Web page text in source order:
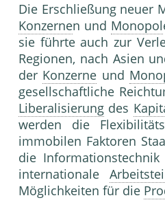
Die Erschließung neuer
Konzernen und Monopol
sie führte auch zur
Regionen, nach Asien
der Konzerne und
gesellschaftliche
Liberalisierung des
werden die
immobilen Faktoren
die
internationale
Möglichkeiten für die